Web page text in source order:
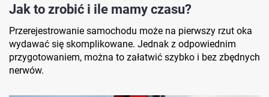
Jak to zrobić i ile mamy czasu?
Przerejestrowanie samochodu może na pierwszy rzut oka
wydawać się skomplikowane. Jednak z odpowiednim
przygotowaniem, można to załatwić szybko i bez zbędnych
nerwów.